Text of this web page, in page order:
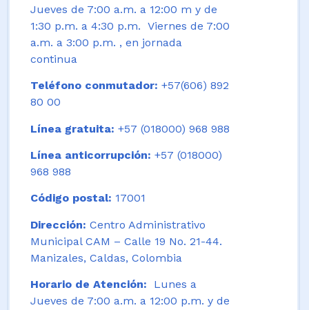
Jueves de 7:00 a.m. a 12:00 m y de
1:30 p.m. a 4:30 p.m. Viernes de 7:00
a.m. a 3:00 p.m. , en jornada
continua
Teléfono conmutador: +57(606) 892
80 00
Línea gratuita: +57 (018000) 968 988
Línea anticorrupción: +57 (018000)
968 988
Código postal: 17001
Dirección: Centro Administrativo
Municipal CAM – Calle 19 No. 21-44.
Manizales, Caldas, Colombia
Horario de Atención: Lunes a
Jueves de 7:00 a.m. a 12:00 p.m. y de